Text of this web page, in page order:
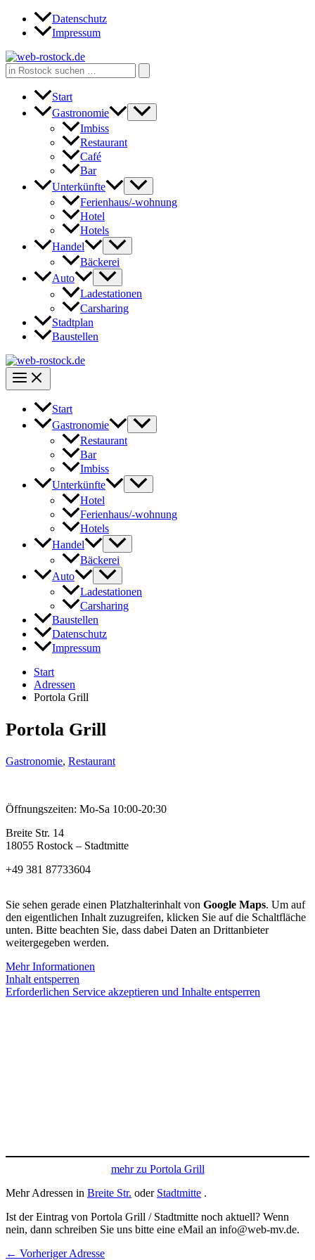
Zum
Inhalt
Datenschutz
Impressum
Search
for:
Start
Gastronomie
Imbiss
Restaurant
Café
Bar
Unterkünfte
Ferienhaus/-wohnung
Hotel
Hotels
Handel
Bäckerei
Auto
Ladestationen
Carsharing
Stadtplan
Baustellen
Start
Gastronomie
Restaurant
Bar
Imbiss
Unterkünfte
Hotel
Ferienhaus/-wohnung
Hotels
Handel
Bäckerei
Auto
Ladestationen
Carsharing
Baustellen
Datenschutz
Impressum
Start
Adressen
Portola Grill
Portola Grill
Gastronomie, Restaurant
Öffnungszeiten: Mo-Sa 10:00-20:30
Breite Str. 14
18055 Rostock – Stadtmitte
+49 381 87733604
Sie sehen gerade einen Platzhalterinhalt von Google Maps. Um auf
den eigentlichen Inhalt zuzugreifen, klicken Sie auf die Schaltfläche
unten. Bitte beachten Sie, dass dabei Daten an Drittanbieter
weitergegeben werden.
Mehr Informationen
Inhalt entsperren
Erforderlichen Service akzeptieren und Inhalte entsperren
mehr zu Portola Grill
Mehr Adressen in Breite Str. oder Stadtmitte .
Ist der Eintrag von Portola Grill / Stadtmitte noch aktuell? Wenn
nein, dann schreiben Sie uns bitte eine eMail an info@web-mv.de.
← Vorheriger Adresse